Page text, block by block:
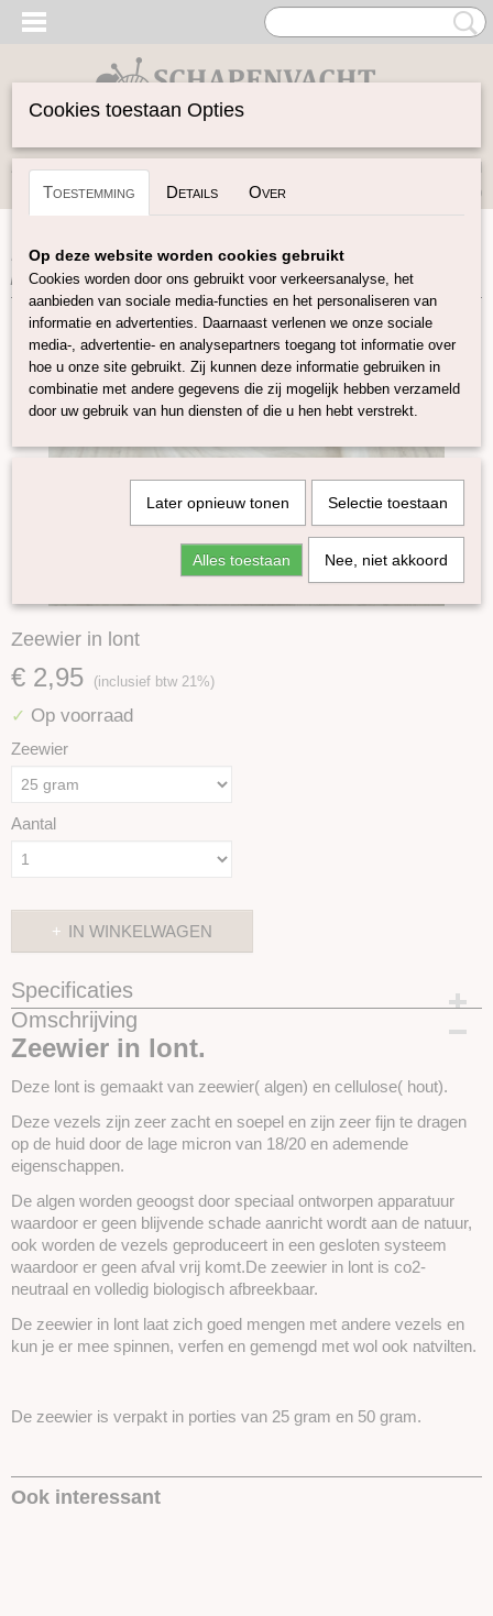
Inloggen Registreren
(0)
Home>Spinwol>Plantaardige vezels>Overige
plantaardige vezels>Zeewier in lont
Zeewier in lont
€ 2,95 (inclusief btw 21%)
✓ Op voorraad
Zeewier
Aantal
IN WINKELWAGEN
Specificaties
Productcode
SKUZEEWIER-25 gram
Omschrijving
Zeewier in lont.
Deze lont is gemaakt van zeewier( algen) en cellulose( hout).
Deze vezels zijn zeer zacht en soepel en zijn zeer fijn te dragen
op de huid door de lage micron van 18/20 en ademende
eigenschappen.
De algen worden geoogst door speciaal ontworpen apparatuur
waardoor er geen blijvende schade aanricht wordt aan de natuur,
ook worden de vezels geproduceert in een gesloten systeem
waardoor er geen afval vrij komt.De zeewier in lont is co2-
neutraal en volledig biologisch afbreekbaar.
De zeewier in lont laat zich goed mengen met andere vezels en
kun je er mee spinnen, verfen en gemengd met wol ook natvilten.
De zeewier is verpakt in porties van 25 gram en 50 gram.
Ook interessant
Cookies toestaan Opties
Toestemming Details Over
Op deze website worden cookies gebruikt
Cookies worden door ons gebruikt voor verkeersanalyse, het
aanbieden van sociale media-functies en het personaliseren van
informatie en advertenties. Daarnaast verlenen we onze sociale
media-, advertentie- en analysepartners toegang tot informatie over
hoe u onze site gebruikt. Zij kunnen deze informatie gebruiken in
combinatie met andere gegevens die zij mogelijk hebben verzameld
door uw gebruik van hun diensten of die u hen hebt verstrekt.
Later opnieuw tonen Selectie toestaan
Alles toestaan Nee, niet akkoord